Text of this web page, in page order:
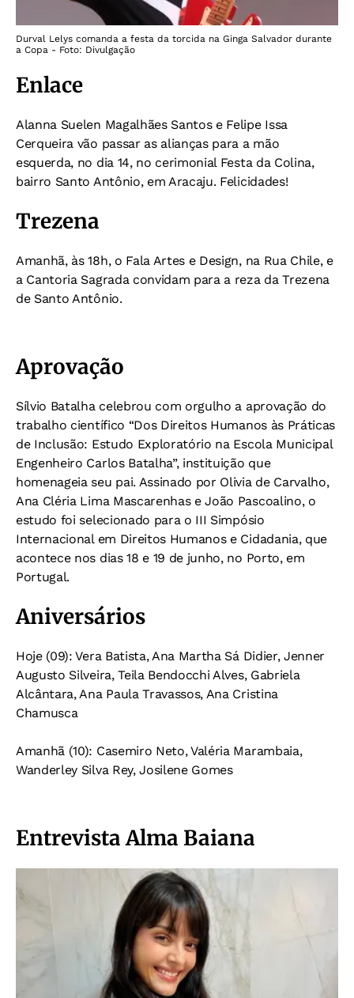
Durval Lelys comanda a festa da torcida na Ginga Salvador durante
a Copa - Foto: Divulgação
Enlace
Alanna Suelen Magalhães Santos e Felipe Issa
Cerqueira vão passar as alianças para a mão
esquerda, no dia 14, no cerimonial Festa da Colina,
bairro Santo Antônio, em Aracaju. Felicidades!
Trezena
Amanhã, às 18h, o Fala Artes e Design, na Rua Chile, e
a Cantoria Sagrada convidam para a reza da Trezena
de Santo Antônio.
Aprovação
Sílvio Batalha celebrou com orgulho a aprovação do
trabalho científico “Dos Direitos Humanos às Práticas
de Inclusão: Estudo Exploratório na Escola Municipal
Engenheiro Carlos Batalha”, instituição que
homenageia seu pai. Assinado por Olivia de Carvalho,
Ana Cléria Lima Mascarenhas e João Pascoalino, o
estudo foi selecionado para o III Simpósio
Internacional em Direitos Humanos e Cidadania, que
acontece nos dias 18 e 19 de junho, no Porto, em
Portugal.
Aniversários
Hoje (09): Vera Batista, Ana Martha Sá Didier, Jenner
Augusto Silveira, Teila Bendocchi Alves, Gabriela
Alcântara, Ana Paula Travassos, Ana Cristina
Chamusca
Amanhã (10): Casemiro Neto, Valéria Marambaia,
Wanderley Silva Rey, Josilene Gomes
Entrevista Alma Baiana